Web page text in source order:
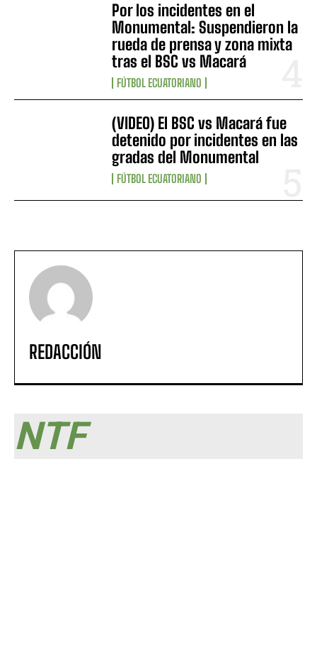
Por los incidentes en el
Monumental: Suspendieron la
rueda de prensa y zona mixta
tras el BSC vs Macará
FÚTBOL ECUATORIANO
(VIDEO) El BSC vs Macará fue
detenido por incidentes en las
gradas del Monumental
FÚTBOL ECUATORIANO
REDACCIÓN
NTF